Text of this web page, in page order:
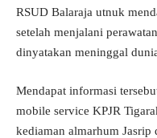
RSUD Balaraja utnuk
setelah menjalani
dinyatakan meninggal
Mendapat informasi
mobile service KPJR
kediaman almarhum Jasrip